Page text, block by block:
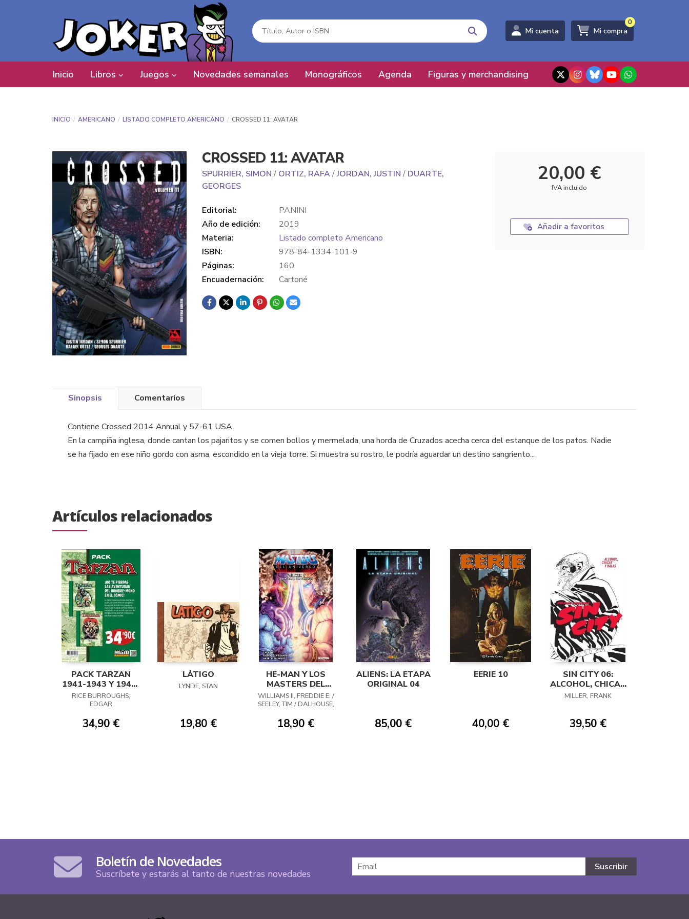
Mi cuenta Mi compra
0
Inicio Libros Juegos Novedades semanales Monográficos Agenda Figuras y merchandising
INICIO AMERICANO LISTADO COMPLETO AMERICANO CROSSED 11: AVATAR
CROSSED 11: AVATAR
SPURRIER, SIMON / ORTIZ, RAFA/JORDAN, JUSTIN / DUARTE,
GEORGES
Editorial:
PANINI
Año de edición:
2019
Materia:
Listado completo Americano
ISBN:
978-84-1334-101-9
Páginas:
160
Encuadernación:
Cartoné
20,00 €
IVA incluido
Añadir a favoritos
Sinopsis Comentarios
Contiene Crossed 2014 Annual y 57-61 USA
En la campiña inglesa, donde cantan los pajaritos y se comen bollos y mermelada, una horda de Cruzados acecha cerca del estanque de los patos. Nadie
se ha fijado en ese niño gordo con asma, escondido en la vieja torre. Si muestra su rostro, le podría aguardar un destino sangriento...
Artículos relacionados
PACK TARZAN
1941-1943 Y 1943-
1945
RICE BURROUGHS,
EDGAR
34,90 €
LÁTIGO
LYNDE, STAN
19,80 €
HE-MAN Y LOS
MASTERS DEL
UNIVERSO 01: LA
ESPADA DE LOS
WILLIAMS II, FREDDIE E. /
SEELEY, TIM / DALHOUSE,
18,90 €
ALIENS: LA ETAPA
ORIGINAL 04
85,00 €
EERIE 10
40,00 €
SIN CITY 06:
ALCOHOL, CHICAS
Y BALAS
MILLER, FRANK
39,50 €
Boletín de Novedades
Suscríbete y estarás al tanto de nuestras novedades